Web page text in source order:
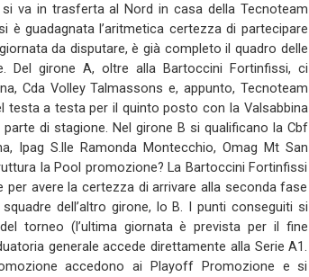
va in trasferta al Nord in casa della Tecnoteam
è guadagnata l’aritmetica certezza di partecipare
da disputare, è già completo il quadro delle
Del girone A, oltre alla Bartoccini Fortinfissi, ci
Cda Volley Talmassons e, appunto, Tecnoteam
testa a testa per il quinto posto con la Valsabbina
di stagione. Nel girone B si qualificano la Cbf
Ipag S.lle Ramonda Montecchio, Omag Mt San
la Pool promozione? La Bartoccini Fortinfissi
avere la certezza di arrivare alla seconda fase
dell’altro girone, lo B. I punti conseguiti si
torneo (l’ultima giornata è prevista per il fine
generale accede direttamente alla Serie A1.
accedono ai Playoff Promozione e si